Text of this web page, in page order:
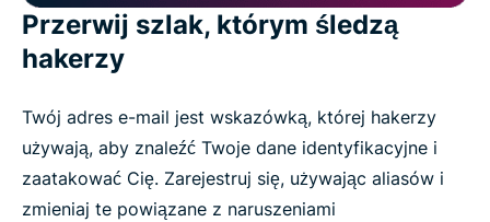
Przerwij szlak, którym śledzą
hakerzy
Twój adres e-mail jest wskazówką, której hakerzy
używają, aby znaleźć Twoje dane identyfikacyjne i
zaatakować Cię. Zarejestruj się, używając aliasów i
zmieniaj te powiązane z naruszeniami